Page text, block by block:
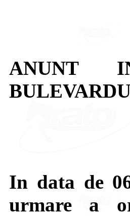
ANUNT
In data de
urmare a